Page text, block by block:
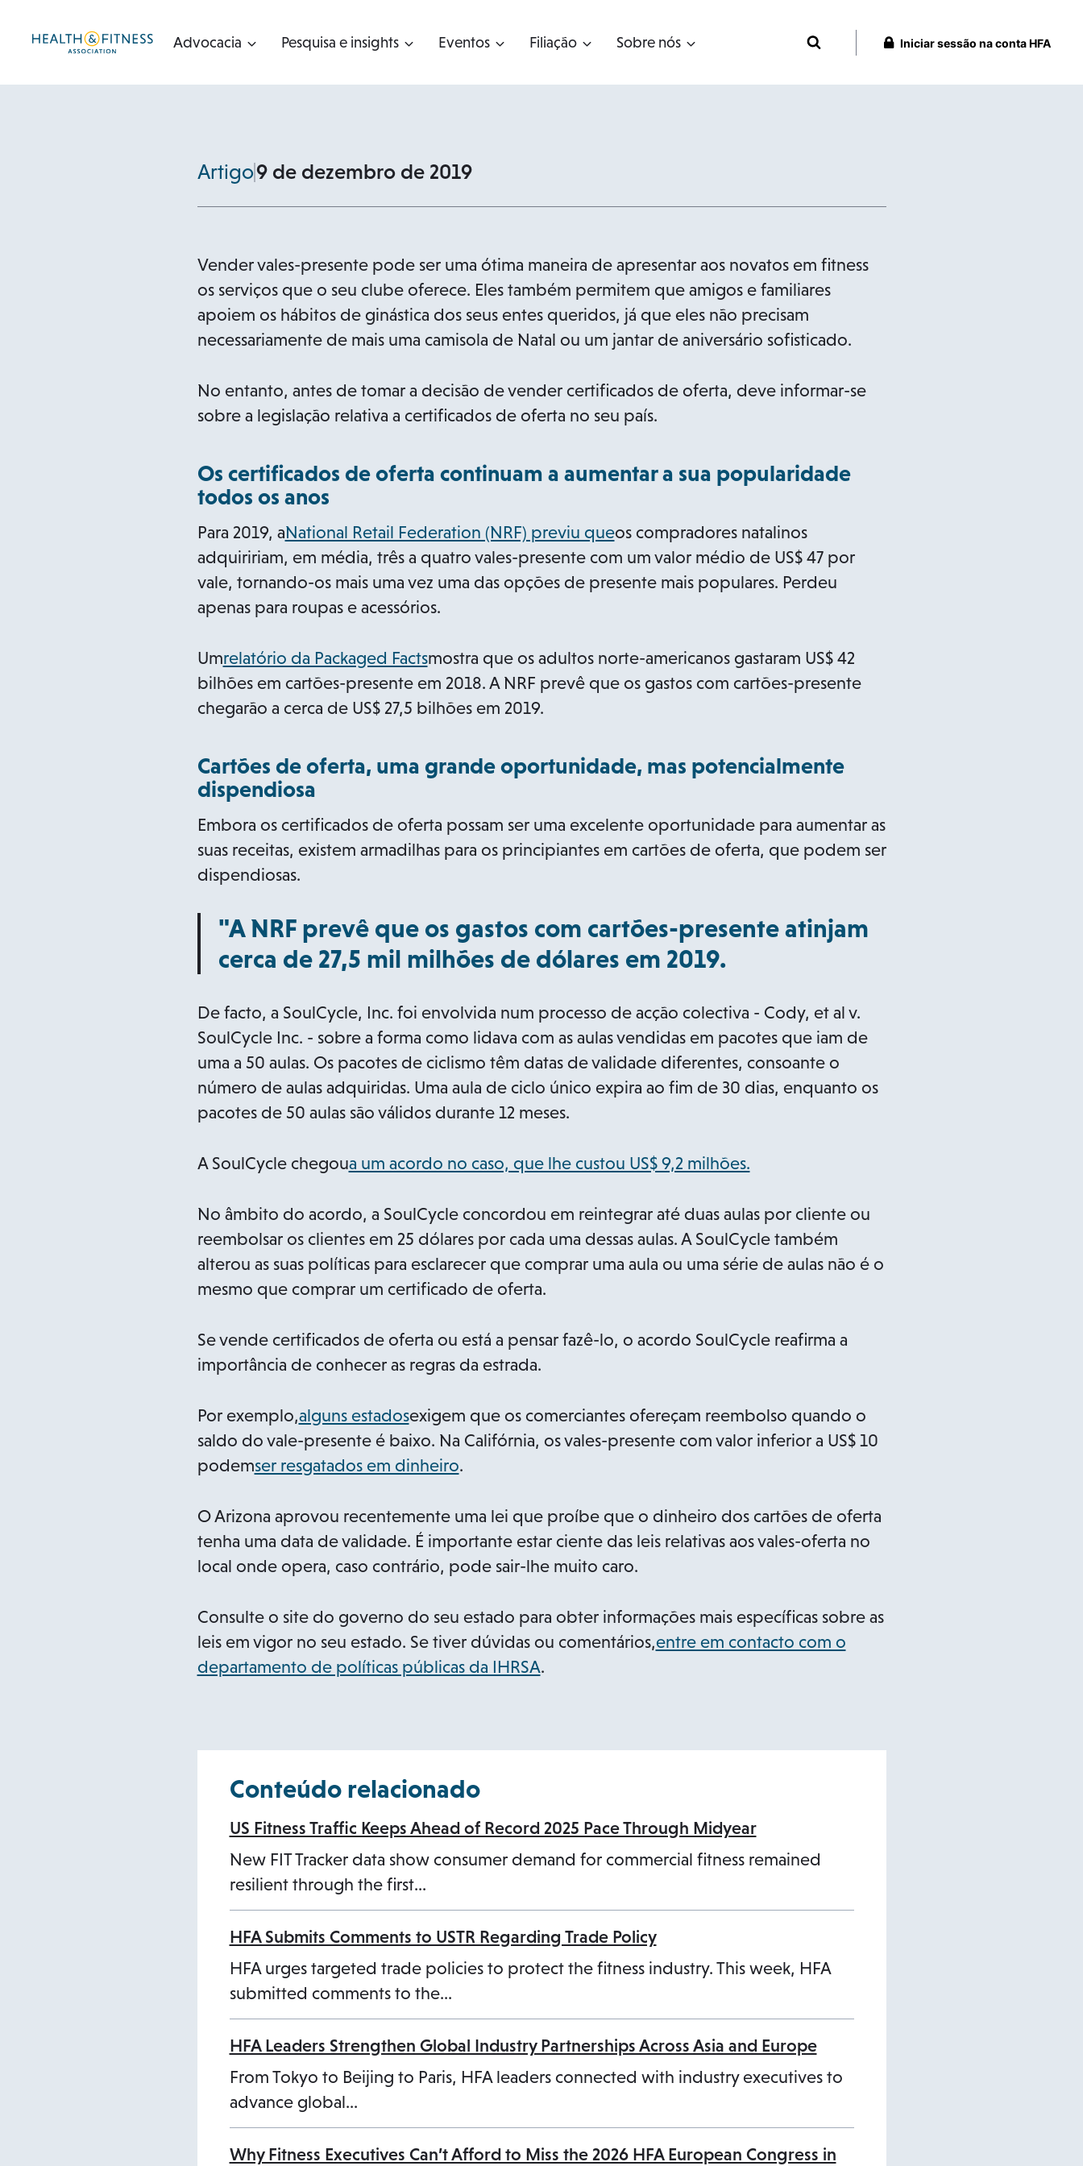
conteúdo
Advocacia Pesquisa e insights Eventos Filiação Sobre nós Iniciar sessão na conta HFA
Artigo9 de dezembro de 2019
Vender vales-presente pode ser uma ótima maneira de apresentar aos novatos em fitness
os serviços que o seu clube oferece. Eles também permitem que amigos e familiares
apoiem os hábitos de ginástica dos seus entes queridos, já que eles não precisam
necessariamente de mais uma camisola de Natal ou um jantar de aniversário sofisticado.
No entanto, antes de tomar a decisão de vender certificados de oferta, deve informar-se
sobre a legislação relativa a certificados de oferta no seu país.
Os certificados de oferta continuam a aumentar a sua popularidade
todos os anos
Para 2019, aNational Retail Federation (NRF) previu queo
p
e
i
n
e
a
b
os compradores natalinos
adquiririam, em média, três a quatro vales-presente com um valor médio de US$ 47 por
vale, tornando-os mais uma vez uma das opções de presente mais populares. Perdeu
apenas para roupas e acessórios.
Umrelatório da Packaged Factso
p
e
s
i
a
n
t
a
mostra que os adultos norte-americanos gastaram US$ 42
bilhões em cartões-presente em 2018. A NRF prevê que os gastos com cartões-presente
chegarão a cerca de US$ 27,5 bilhões em 2019.
Cartões de oferta, uma grande oportunidade, mas potencialmente
dispendiosa
Embora os certificados de oferta possam ser uma excelente oportunidade para aumentar as
suas receitas, existem armadilhas para os principiantes em cartões de oferta, que podem ser
dispendiosas.
"A NRF prevê que os gastos com cartões-presente atinjam
cerca de 27,5 mil milhões de dólares em 2019.
De facto, a SoulCycle, Inc. foi envolvida num processo de acção colectiva - Cody, et al v.
SoulCycle Inc. - sobre a forma como lidava com as aulas vendidas em pacotes que iam de
uma a 50 aulas. Os pacotes de ciclismo têm datas de validade diferentes, consoante o
número de aulas adquiridas. Uma aula de ciclo único expira ao fim de 30 dias, enquanto os
pacotes de 50 aulas são válidos durante 12 meses.
A SoulCycle chegoua um acordo no caso, que lhe custou US$ 9,2 milhões.o
e
n
s
a
w
t
No âmbito do acordo, a SoulCycle concordou em reintegrar até duas aulas por cliente ou
reembolsar os clientes em 25 dólares por cada uma dessas aulas. A SoulCycle também
alterou as suas políticas para esclarecer que comprar uma aula ou uma série de aulas não é o
mesmo que comprar um certificado de oferta.
Se vende certificados de oferta ou está a pensar fazê-lo, o acordo SoulCycle reafirma a
importância de conhecer as regras da estrada.
Por exemplo,alguns estadoso
p
e
s
i
n
n
e
w
exigem que os comerciantes ofereçam reembolso quando o
saldo do vale-presente é baixo. Na Califórnia, os vales-presente com valor inferior a US$ 10
podemser resgatados em dinheiroo
e
n
s
n
a
n
b
.
O Arizona aprovou recentemente uma lei que proíbe que o dinheiro dos cartões de oferta
tenha uma data de validade. É importante estar ciente das leis relativas aos vales-oferta no
local onde opera, caso contrário, pode sair-lhe muito caro.
Consulte o site do governo do seu estado para obter informações mais específicas sobre as
leis em vigor no seu estado. Se tiver dúvidas ou comentários,entre em contacto com o
departamento de políticas públicas da IHRSAo
a
n
w
t
a
.
Conteúdo relacionado
US Fitness Traffic Keeps Ahead of Record 2025 Pace Through Midyear
New FIT Tracker data show consumer demand for commercial fitness remained
resilient through the first…
HFA Submits Comments to USTR Regarding Trade Policy
HFA urges targeted trade policies to protect the fitness industry. This week, HFA
submitted comments to the…
HFA Leaders Strengthen Global Industry Partnerships Across Asia and Europe
From Tokyo to Beijing to Paris, HFA leaders connected with industry executives to
advance global…
Why Fitness Executives Can’t Afford to Miss the 2026 HFA European Congress in